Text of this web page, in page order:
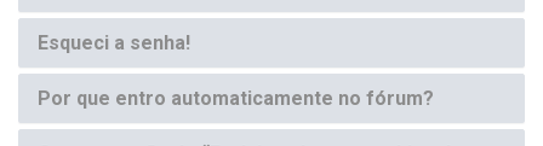
Esqueci a senha!
Por que entro automaticamente no fórum?